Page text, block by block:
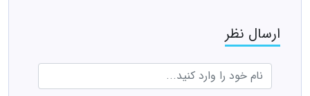
ارسال نظر